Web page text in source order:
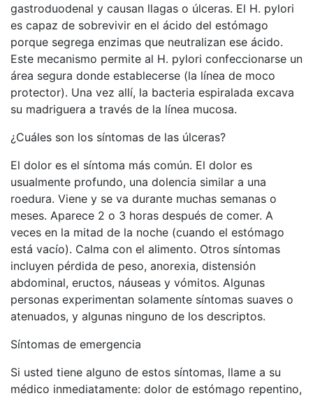
gastroduodenal y causan llagas o úlceras. El H. pylori
es capaz de sobrevivir en el ácido del estómago
porque segrega enzimas que neutralizan ese ácido.
Este mecanismo permite al H. pylori confeccionarse un
área segura donde establecerse (la línea de moco
protector). Una vez allí, la bacteria espiralada excava
su madriguera a través de la línea mucosa.
¿Cuáles son los síntomas de las úlceras?
El dolor es el síntoma más común. El dolor es
usualmente profundo, una dolencia similar a una
roedura. Viene y se va durante muchas semanas o
meses. Aparece 2 o 3 horas después de comer. A
veces en la mitad de la noche (cuando el estómago
está vacío). Calma con el alimento. Otros síntomas
incluyen pérdida de peso, anorexia, distensión
abdominal, eructos, náuseas y vómitos. Algunas
personas experimentan solamente síntomas suaves o
atenuados, y algunas ninguno de los descriptos.
Síntomas de emergencia
Si usted tiene alguno de estos síntomas, llame a su
médico inmediatamente: dolor de estómago repentino,